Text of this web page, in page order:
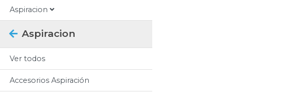
Aspiracion
Aspiracion
Ver todos
Accesorios Aspiración